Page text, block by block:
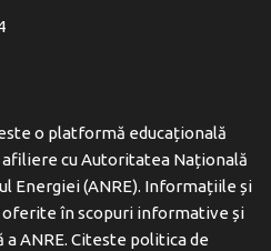
o platformă educațională
cu Autoritatea Națională
Energiei (ANRE). Informațiile și
în scopuri informative și
ANRE. Citeste politica de